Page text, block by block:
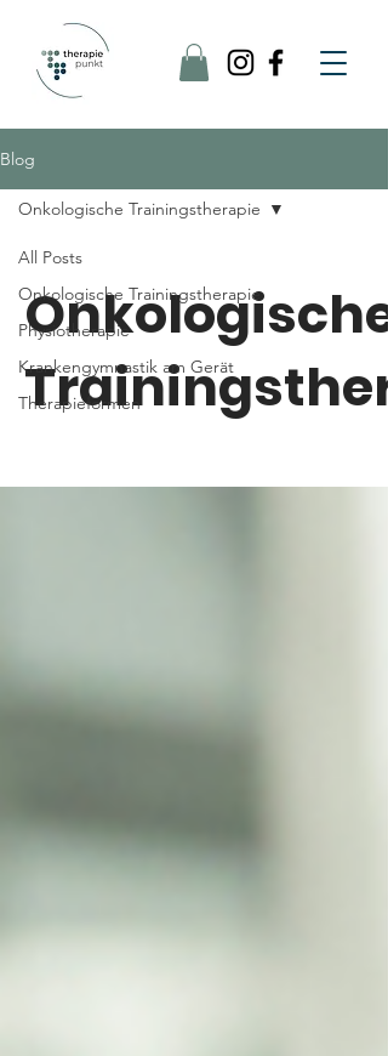
Blog
All Posts
Onkologische Trainingstherapie
Physiotherapie
Krankengymnastik am Gerät
Therapieformen
Onkologische Trainingstherapie
Onkologische